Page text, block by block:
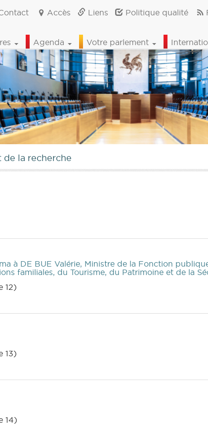
Accès Liens Politique qualité
Agenda Votre parlement
de la recherche
à DE BUE Valérie, Ministre de la Fonction
familiales, du Tourisme, du Patrimoine et de la
12)
13)
14)